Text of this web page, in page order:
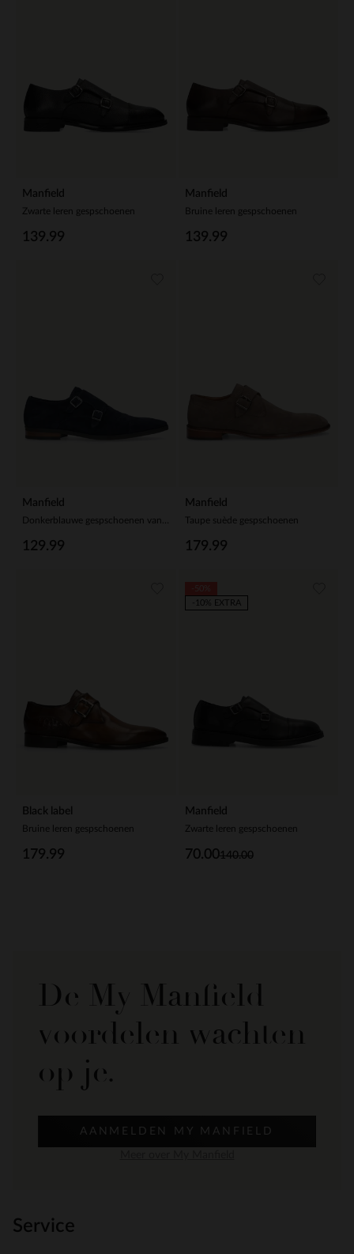
Manfield
Zwarte leren gespschoenen
139.99
Manfield
Bruine leren gespschoenen
139.99
Manfield
129.99
Manfield
Taupe suède gespschoenen
179.99
Black label
Bruine leren gespschoenen
179.99
Manfield
Zwarte leren gespschoenen
140.00
70.00
-10% EXTRA
De My Manfield
voordelen wachten
op je.
AANMELDEN MY MANFIELD
Service